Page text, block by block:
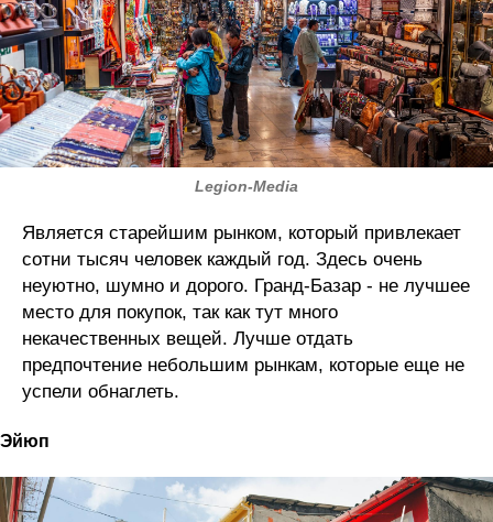
Legion-Media
Является старейшим рынком, который привлекает
сотни тысяч человек каждый год. Здесь очень
неуютно, шумно и дорого. Гранд-Базар - не лучшее
место для покупок, так как тут много
некачественных вещей. Лучше отдать
предпочтение небольшим рынкам, которые еще не
успели обнаглеть.
Эйюп